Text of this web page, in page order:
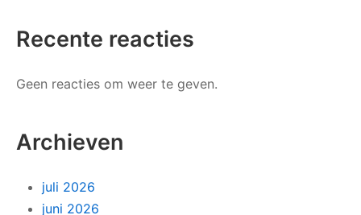
Recente reacties
Geen reacties om weer te geven.
Archieven
juli 2026
juni 2026